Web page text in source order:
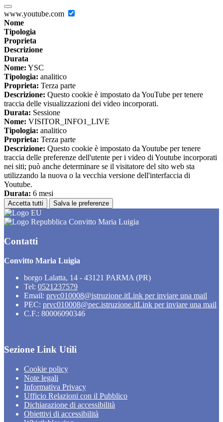
www.youtube.com
Nome
Tipologia
Proprieta
Descrizione
Durata
Nome: YSC
Tipologia: analitico
Proprieta: Terza parte
Descrizione: Questo cookie è impostato da YouTube per tenere
traccia delle visualizzazioni dei video incorporati.
Durata: Sessione
Nome: VISITOR_INFO1_LIVE
Tipologia: analitico
Proprieta: Terza parte
Descrizione: Questo cookie è impostato da Youtube per tenere
traccia delle preferenze dell'utente per i video di Youtube incorporati
nei siti; può anche determinare se il visitatore del sito web sta
utilizzando la nuova o la vecchia versione dell'interfaccia di
Youtube.
Durata: 6 mesi
Accetta tutti Salva le preferenze
Convitto Maria Luigia
Contatti
Convitto Maria Luigia
borgo Lalatta, 14 - 43121 PARMA (PR)
Tel: 0521237579
Email: prvc010008@istruzione.itLink per inviare una mail
PEC: prvc010008@pec.istruzione.itLink per inviare una mail
C.F.: 80006090346
Sezione Link Utili
Cookie policy
Note legali
Informativa Privacy
Ufficio Relazioni con il Pubblico
Dichiarazione di accessibilità
Obiettivi di accessibilità